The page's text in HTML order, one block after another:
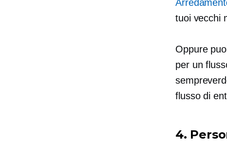
tuoi vecchi
Oppure
per un
flusso di
4.